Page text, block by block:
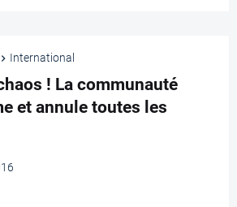
International
! La communauté
et annule toutes les